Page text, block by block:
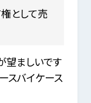
として売
望ましいです
スバイケース